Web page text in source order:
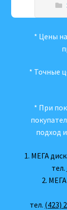
* Цены
* Точные
* При
подход и
1. МЕГА
тел.
2.
тел. (423)